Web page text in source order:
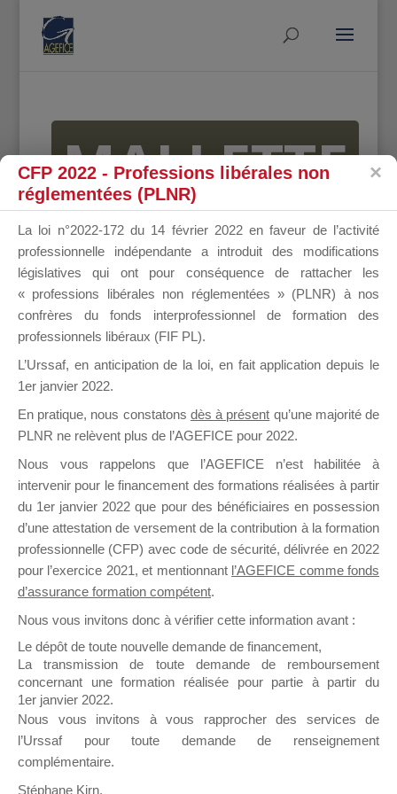
MALLETTE
DU
DIRIGEANT
il y a un mois
Ce groupe est destiné aux Organismes de
Formation qui souhaitent répondre à l’Appel à
Propositions Mallette du Dirigeant.
Ce groupe propose un forum dédié au support
sur lequel il est possible de laisser un message
ou poser une question.
NB : Il est nécessaire d’être
pouvoir rejoindre ce groupe
CFP 2022 - Professions libérales non
réglementées (PLNR)
La loi n°2022-172 du 14 février 2022 en faveur de l’activité
professionnelle indépendante a introduit des modifications
législatives qui ont pour conséquence de rattacher les
« professions libérales non réglementées » (PLNR) à nos
confrères du fonds interprofessionnel de formation des
professionnels libéraux (FIF PL).
L’Urssaf, en anticipation de la loi, en fait application depuis le
1er janvier 2022.
En pratique, nous constatons dès à présent qu’une majorité de
PLNR ne relèvent plus de l’AGEFICE pour 2022.
Nous vous rappelons que l’AGEFICE n’est habilitée à
intervenir pour le financement des formations réalisées à partir
du 1er janvier 2022 que pour des bénéficiaires en possession
d’une attestation de versement de la contribution à la formation
professionnelle (CFP) avec code de sécurité, délivrée en 2022
pour l’exercice 2021, et mentionnant l’AGEFICE comme fonds
d’assurance formation compétent.
Nous vous invitons donc à vérifier cette information avant :
Le dépôt de toute nouvelle demande de financement,
La transmission de toute demande de remboursement
concernant une formation réalisée pour partie à partir du
1er janvier 2022.
Nous vous invitons à vous rapprocher des services de
l’Urssaf pour toute demande de renseignement
complémentaire.
Stéphane Kirn,